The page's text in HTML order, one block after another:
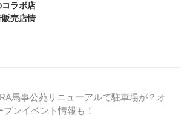
第1幕は10
日（火）6
ラーメン
ラボ店
売店情
、 魯珈の店
です。 こ
限定メニュ
馬事公苑リニューアルで駐車場が？オ
プンイベント情報も！